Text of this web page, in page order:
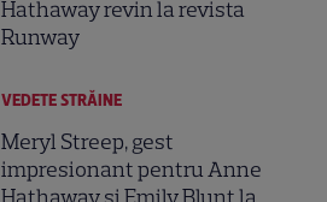
Hathaway revin la revista
Runway
VEDETE STRĂINE
Meryl Streep, gest
impresionant pentru Anne